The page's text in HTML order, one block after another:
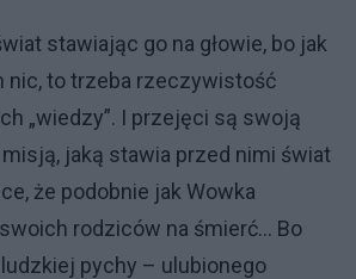
stawiając go na głowie, bo jak
nic, totrzeba rzeczywistość
„wiedzy”. I przejęci są swoją
jaką stawia przed nimi świat
że podobnie jak Wowka
rodziców na śmierć… Bo
pychy – ulubionego